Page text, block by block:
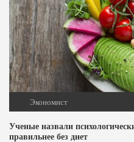
Экономист
Ученые назвали
правильнее без диет